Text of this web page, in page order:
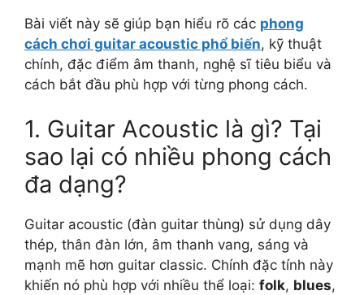
Bài viết này sẽ giúp bạn hiểu rõ các phong
cách chơi guitar acoustic phổ biến, kỹ thuật
chính, đặc điểm âm thanh, nghệ sĩ tiêu biểu và
cách bắt đầu phù hợp với từng phong cách.
1. Guitar Acoustic là gì? Tại
sao lại có nhiều phong cách
đa dạng?
Guitar acoustic (đàn guitar thùng) sử dụng dây
thép, thân đàn lớn, âm thanh vang, sáng và
mạnh mẽ hơn guitar classic. Chính đặc tính này
khiến nó phù hợp với nhiều thể loại: folk, blues,